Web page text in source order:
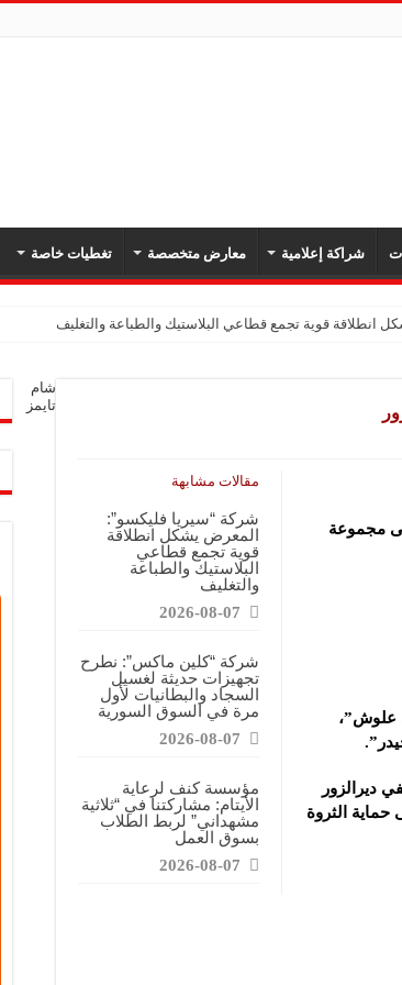
شراكة إعلامية معارض متخصصة تغطيات خاصة
قوية تجمع قطاعي البلاستيك والطباعة والتغليف
وتقنيات الشركات المشاركة في “ثلاثية مشهداني الصناعية 2026” بدمشق
المعارض الصناعية منصة للتواصل وتعزيز حضور المنتجات العربية
مقالات مشابهة
شركة “سيريا فليكسو”:
المعرض يشكل انطلاقة
قوية تجمع قطاعي
البلاستيك والطباعة
والتغليف
2026-08-07
شركة “كلين ماكس”: نطرح
تجهيزات حديثة لغسيل
السجاد والبطانيات لأول
مرة في السوق السورية
2026-08-07
مؤسسة كنف لرعاية
الأيتام: مشاركتنا في “ثلاثية
مشهداني” لربط الطلاب
بسوق العمل
2026-08-07
مجموعة
علوش”،
ديرالزور
الثروة
شام
تايمز